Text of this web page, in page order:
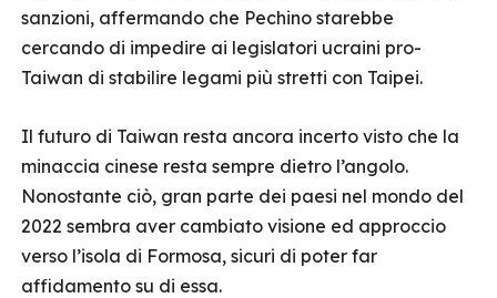
sanzioni, affermando che Pechino starebbe
cercando di impedire ai legislatori ucraini pro-
Taiwan di stabilire legami più stretti con Taipei.
Il futuro di Taiwan resta ancora incerto visto che la
minaccia cinese resta sempre dietro l’angolo.
Nonostante ciò, gran parte dei paesi nel mondo del
2022 sembra aver cambiato visione ed approccio
verso l’isola di Formosa, sicuri di poter far
affidamento su di essa.